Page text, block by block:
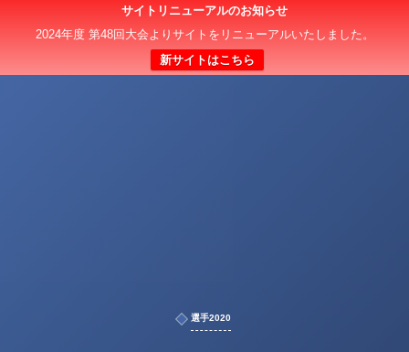
サイトリニューアルのお知らせ
2024年度 第48回大会よりサイトをリニューアルいたしました。
新サイトはこちら
選手2020